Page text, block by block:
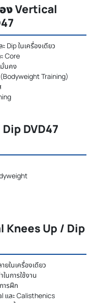
ง Vertical
Dip ในเครื่องเดียว
Core
นคง
Training)
DVD47
Knees Up / Dip
ยในเครื่องเดียว
นการใช้งาน
ารฝึก
และ Calisthenics